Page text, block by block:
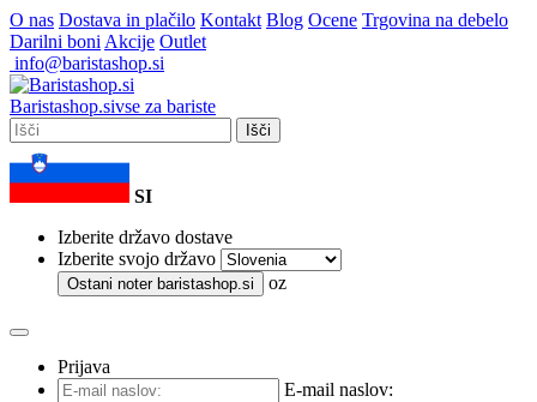
O nas Dostava in plačilo Kontakt Blog Ocene Trgovina na debelo
Darilni boni Akcije Outlet
info@baristashop.si
Baristashop.sivse za bariste
Išči
SI
Izberite državo dostave
Izberite svojo državo
Ostani noter baristashop.si oz
Prijava
E-mail naslov: